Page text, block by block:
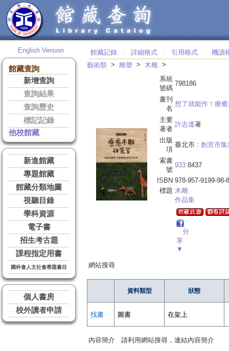
English Version
館藏查詢
新增查詢
查詢結果
查詢歷史
標記記錄
他校館藏
新進館藏
專題館藏
館藏分類地圖
視聽目錄
學科資源
電子書
招生考古題
課程指定用書
國科會人文社會專題書目
個人書房
校外讀者申請
館藏記錄 ‧ 詳細格式 ‧ 引用格式 ‧
機讀
藝術類 > 雕塑 > 木雕 >
系統
號碼
798186
書刊
名
想了就能作！療
主要
著者
許志達著
出版
項
臺北市 : 創意市集
索書
號
933 8437
ISBN 978-957-9199-98-8
標題 木雕
作品集
分
享
▼
網站搜尋
資料類型 狀態
找書 圖書 在架上
內容簡介 請利用網站搜尋，連結內容簡介